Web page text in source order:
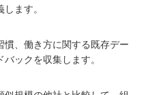
ます。
慣、働き方に関する既存デー
ックを収集します。